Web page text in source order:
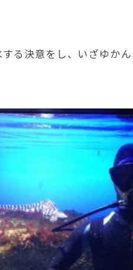
る決意をし、いざゆか